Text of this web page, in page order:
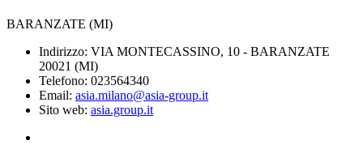
BARANZATE (MI)
Indirizzo: VIA MONTECASSINO, 10 - BARANZATE
20021 (MI)
Telefono: 023564340
Email: asia.milano@asia-group.it
Sito web: asia.group.it